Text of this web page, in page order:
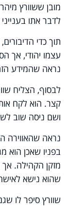
מובן ששוורץ
לדבר אתו
תוך כדי
עצמו יהודי, אך
נראה שהמידע
לבסוף, הצליח
קצר. הוא לקח
ושם ניסה שוב
נראה שהאווירה
בפניו שאכן הוא
מזקן הקהילה. אך
שהוא נישא
שוורץ סיפר לו